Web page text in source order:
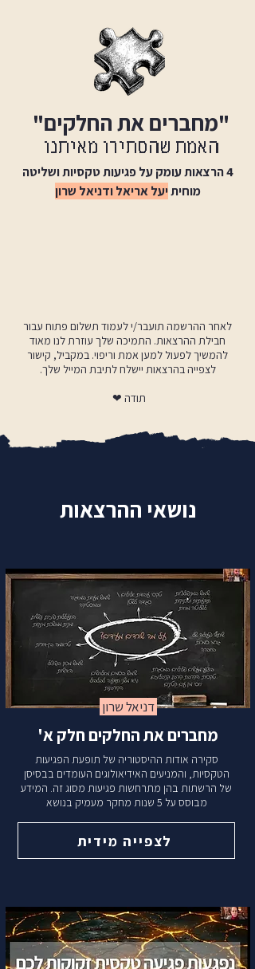
"מחברים את החלקים"
האמת שהסתירו מאיתנו
4 הרצאות עומק על פגיעות טקסיות ושליטה
מוחיתיעל אריאל ודניאל שרון
​לאחר ההרשמה תועבר/י לעמוד תשלום פתוח עבור
חבילת ההרצאות. התמיכה שלך עוזרת לנו מאוד
להמשיך לפעול למען אמת וריפוי. במקביל, קישור
לצפייה בהרצאות יישלח לתיבת המייל שלך.
תודה ❤
נושאי ההרצאות
דניאל שרון
מחברים את החלקים חלק א'
סקירה אודות ההיסטוריה של תופעת הפגיעות
הטקסיות, והמניעים האידיאולוגים העומדים בבסיסן
של הרשתות בהן מתרחשות פגיעות מסוג זה. המידע
מבוסס על 5 שנות מחקר מעמיק בנושא
לצפייה מידית